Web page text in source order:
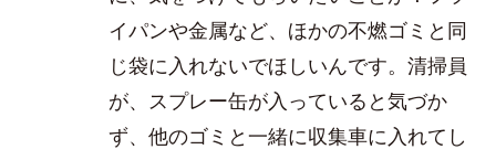
イパンや金属など、ほかの不燃ゴミと同
じ袋に入れないでほしいんです。清掃員
が、スプレー缶が入っていると気づか
ず、他のゴミと一緒に収集車に入れてし